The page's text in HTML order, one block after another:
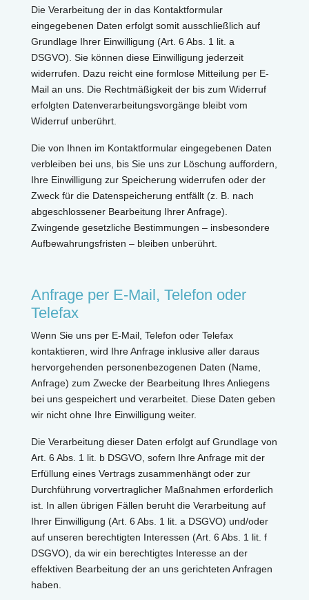
Die Verarbeitung der in das Kontaktformular
eingegebenen Daten erfolgt somit ausschließlich auf
Grundlage Ihrer Einwilligung (Art. 6 Abs. 1 lit. a
DSGVO). Sie können diese Einwilligung jederzeit
widerrufen. Dazu reicht eine formlose Mitteilung per E-
Mail an uns. Die Rechtmäßigkeit der bis zum Widerruf
erfolgten Datenverarbeitungsvorgänge bleibt vom
Widerruf unberührt.
Die von Ihnen im Kontaktformular eingegebenen Daten
verbleiben bei uns, bis Sie uns zur Löschung auffordern,
Ihre Einwilligung zur Speicherung widerrufen oder der
Zweck für die Datenspeicherung entfällt (z. B. nach
abgeschlossener Bearbeitung Ihrer Anfrage).
Zwingende gesetzliche Bestimmungen – insbesondere
Aufbewahrungsfristen – bleiben unberührt.
Anfrage per E-Mail, Telefon oder
Telefax
Wenn Sie uns per E-Mail, Telefon oder Telefax
kontaktieren, wird Ihre Anfrage inklusive aller daraus
hervorgehenden personenbezogenen Daten (Name,
Anfrage) zum Zwecke der Bearbeitung Ihres Anliegens
bei uns gespeichert und verarbeitet. Diese Daten geben
wir nicht ohne Ihre Einwilligung weiter.
Die Verarbeitung dieser Daten erfolgt auf Grundlage von
Art. 6 Abs. 1 lit. b DSGVO, sofern Ihre Anfrage mit der
Erfüllung eines Vertrags zusammenhängt oder zur
Durchführung vorvertraglicher Maßnahmen erforderlich
ist. In allen übrigen Fällen beruht die Verarbeitung auf
Ihrer Einwilligung (Art. 6 Abs. 1 lit. a DSGVO) und/oder
auf unseren berechtigten Interessen (Art. 6 Abs. 1 lit. f
DSGVO), da wir ein berechtigtes Interesse an der
effektiven Bearbeitung der an uns gerichteten Anfragen
haben.